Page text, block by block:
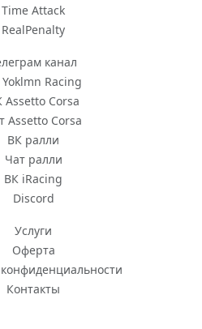
Time Attack
RealPenalty
канал
Racing
Assetto Corsa
Assetto Corsa
ВК ралли
Чат ралли
ВК iRacing
Discord
Услуги
Оферта
Контакты